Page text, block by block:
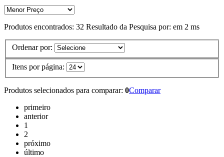
Produtos encontrados: 32 Resultado da Pesquisa por: em 2 ms
Ordenar por:
Itens por página:
Produtos selecionados para comparar: 0Comparar
primeiro
anterior
1
2
próximo
último